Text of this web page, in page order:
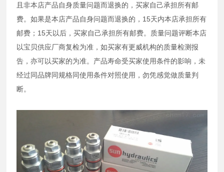
且非本店产品自身质量问题而退换的，买家自己承担所有邮
费。如果是本店产品自身问题而退换的，15天内本店承担所有
邮费；15天以后，买家自己承担所有邮费。质量问题评断本店
以宝贝供应厂商复检为准，如买家有更威机构的质量检测报
告，亦可以买家的为准。产品寿命受买家使用条件的影响，未
经过同品牌同规格同使用条件对照使用，勿凭感觉做质量判
断。